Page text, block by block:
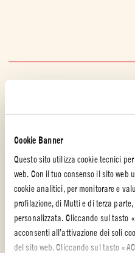
Cookie Banner
Questo sito utilizza cookie tecnici
web. Con il tuo consenso il sito web
cookie analitici, per monitorare e
profilazione, di Mutti e di terza
personalizzata. Cliccando sul tasto
acconsenti all’attivazione dei soli
del sito web. Cliccando sul tasto
ALTRE